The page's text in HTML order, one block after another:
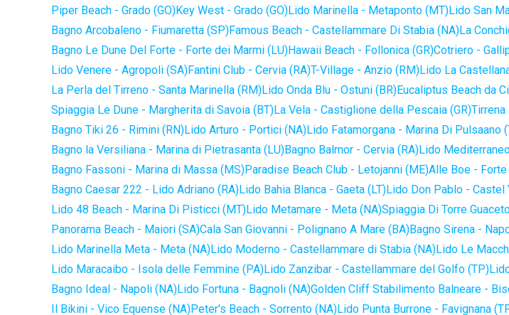
Piper Beach - Grado (GO)Key West - Grado (GO)Lido Marinella - Metaponto (MT)Lido San
Bagno Arcobaleno - Fiumaretta (SP)Famous Beach - Castellammare Di Stabia (NA)La
Bagno Le Dune Del Forte - Forte dei Marmi (LU)Hawaii Beach - Follonica (GR)Cotriero -
Lido Venere - Agropoli (SA)Fantini Club - Cervia (RA)T-Village - Anzio (RM)Lido La
La Perla del Tirreno - Santa Marinella (RM)Lido Onda Blu - Ostuni (BR)Eucaliptus Beach da
Spiaggia Le Dune - Margherita di Savoia (BT)La Vela - Castiglione della Pescaia (GR)Tirrena
Bagno Tiki 26 - Rimini (RN)Lido Arturo - Portici (NA)Lido Fatamorgana - Marina Di Pulsaano
Bagno la Versiliana - Marina di Pietrasanta (LU)Bagno Balmor - Cervia (RA)Lido
Bagno Fassoni - Marina di Massa (MS)Paradise Beach Club - Letojanni (ME)Alle Boe -
Bagno Caesar 222 - Lido Adriano (RA)Lido Bahia Blanca - Gaeta (LT)Lido Don Pablo - Castel
Lido 48 Beach - Marina Di Pisticci (MT)Lido Metamare - Meta (NA)Spiaggia Di Torre
Panorama Beach - Maiori (SA)Cala San Giovanni - Polignano A Mare (BA)Bagno Sirena -
Lido Marinella Meta - Meta (NA)Lido Moderno - Castellammare di Stabia (NA)Lido Le
Lido Maracaibo - Isola delle Femmine (PA)Lido Zanzibar - Castellammare del Golfo (TP)
Bagno Ideal - Napoli (NA)Lido Fortuna - Bagnoli (NA)Golden Cliff Stabilimento Balneare -
Il Bikini - Vico Equense (NA)Peter's Beach - Sorrento (NA)Lido Punta Burrone - Favignana